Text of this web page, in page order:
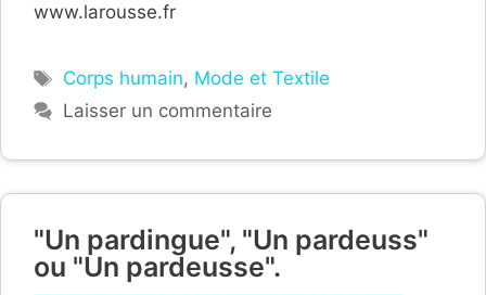
www.larousse.fr
Étiquettes
Corps humain, Mode et Textile
Laisser un commentaire
"Un pardingue", "Un pardeuss"
ou "Un pardeusse".